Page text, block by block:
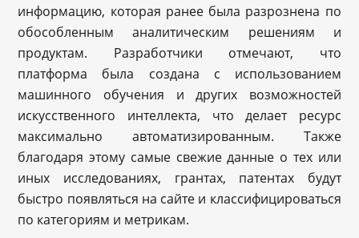
информацию, которая ранее была разрознена по
обособленным аналитическим решениям и
продуктам. Разработчики отмечают, что
платформа была создана с использованием
машинного обучения и других возможностей
искусственного интеллекта, что делает ресурс
максимально автоматизированным. Также
благодаря этому самые свежие данные о тех или
иных исследованиях, грантах, патентах будут
быстро появляться на сайте и классифицироваться
по категориям и метрикам.